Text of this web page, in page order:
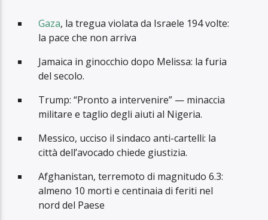
Gaza, la tregua violata da Israele 194 volte:
la pace che non arriva
Jamaica in ginocchio dopo Melissa: la furia
del secolo.
Trump: “Pronto a intervenire” — minaccia
militare e taglio degli aiuti al Nigeria.
Messico, ucciso il sindaco anti-cartelli: la
città dell’avocado chiede giustizia.
Afghanistan, terremoto di magnitudo 6.3:
almeno 10 morti e centinaia di feriti nel
nord del Paese